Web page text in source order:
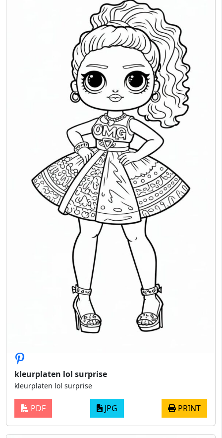
kleurplaten lol surprise
kleurplaten lol surprise
PDF JPG PRINT